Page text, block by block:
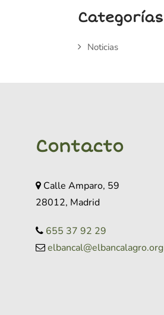
Categorías
Noticias
Contacto
Calle Amparo, 59
28012, Madrid
655 37 92 29
elbancal@elbancalagro.org